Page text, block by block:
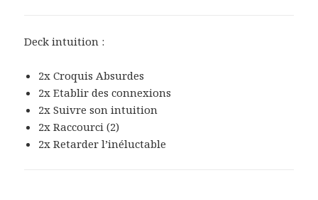
Deck intuition :
2x Croquis Absurdes
2x Etablir des connexions
2x Suivre son intuition
2x Raccourci (2)
2x Retarder l’inéluctable